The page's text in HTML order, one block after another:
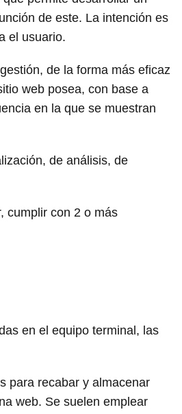
de este. La intención es
el usuario.
de la forma más eficaz
web posea, con base a
en la que se muestran
de análisis, de
cumplir con 2 o más
en el equipo terminal, las
para recabar y almacenar
web. Se suelen emplear